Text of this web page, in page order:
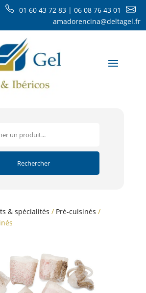
01 60 43 72 83 | 06 08 76 43 01
amadorencina@deltagel.fr
& spécialités / Pré-cuisinés /